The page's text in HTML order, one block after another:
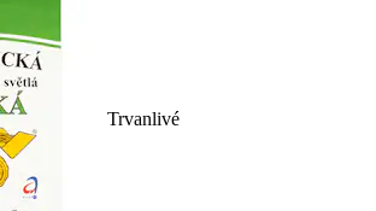
Trvanlivé